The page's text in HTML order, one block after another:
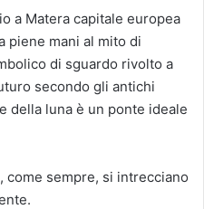
a Matera capitale europea
piene mani al mito di
di sguardo rivolto a
secondo gli antichi
della luna è un ponte ideale
come sempre, si intrecciano